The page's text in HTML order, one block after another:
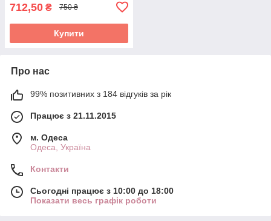
712,50 ₴ 750 ₴
Купити
Про нас
99% позитивних з 184 відгуків за рік
Працює з 21.11.2015
м. Одеса
Одеса, Україна
Контакти
Сьогодні працює з 10:00 до 18:00
Показати весь графік роботи